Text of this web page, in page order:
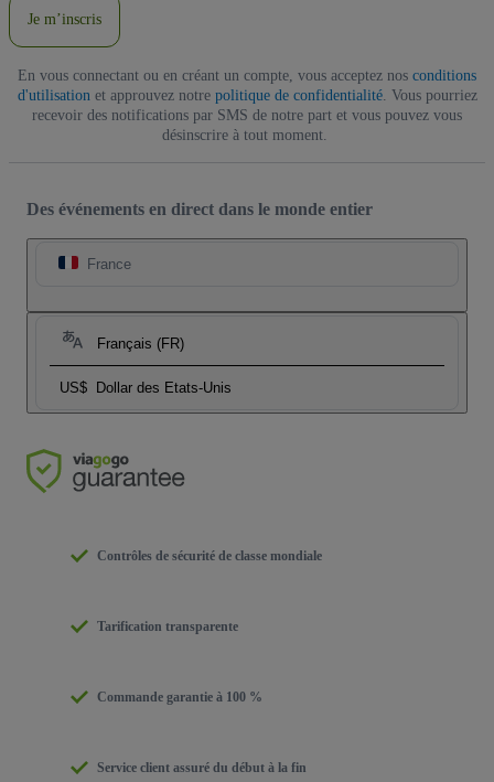
Je m’inscris
En vous connectant ou en créant un compte, vous acceptez nos conditions
d'utilisation et approuvez notre politique de confidentialité. Vous pourriez
recevoir des notifications par SMS de notre part et vous pouvez vous
désinscrire à tout moment.
Des événements en direct dans le monde entier
France
Français (FR)
US$ Dollar des Etats-Unis
Contrôles de sécurité de classe mondiale
Tarification transparente
Commande garantie à 100 %
Service client assuré du début à la fin